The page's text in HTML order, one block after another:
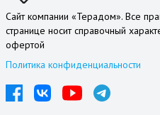
Сайт компании «Терадом». Все
странице носит справочный
офертой
Политика конфиденциальности